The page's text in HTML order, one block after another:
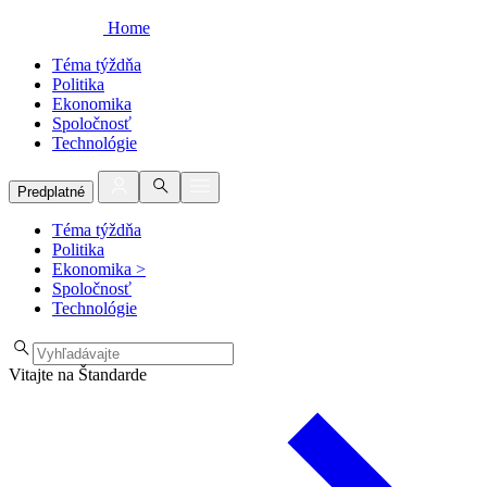
Home
Téma týždňa
Politika
Ekonomika
Spoločnosť
Technológie
Predplatné
Téma týždňa
Politika
Ekonomika >
Spoločnosť
Technológie
Vitajte na Štandarde